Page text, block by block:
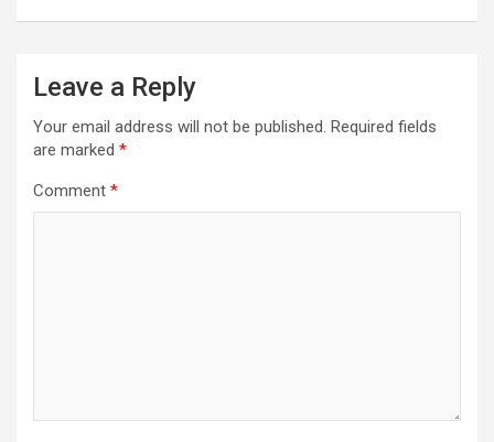
Leave a Reply
Your email address will not be published. Required fields
are marked *
Comment *